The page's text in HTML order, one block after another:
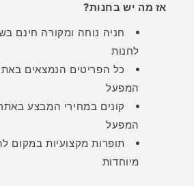
אז מה יש בחנות?
חניה נוחה ומקורה חינם
לחנות
כל הפריטים הנמצאים
המפעל
קונים במחירי המבצע
המפעל
תופרות מקצועיות במקום
מיוחדות